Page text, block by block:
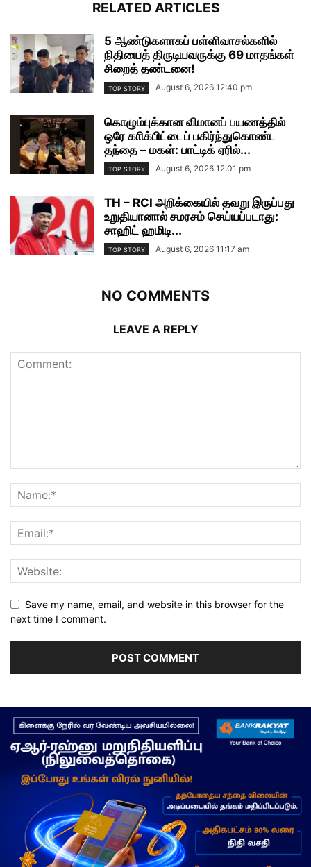
RELATED ARTICLES
5 ஆண்டுகளாகப் பள்ளிவாசல்களில்
நிதியைத் திருடியவருக்கு 69 மாதங்கள்
சிறைத் தண்டனை!
TOP STORY August 6, 2026 12:40 pm
கொழும்புக்கான விமானப் பயணத்தில்
ஒரே காிக்பிட்டைப் பகிர்ந்துகொண்ட
தந்தை – மகள்: பாட்டிக் ஏரில்...
TOP STORY August 6, 2026 12:01 pm
TH – RCI அறிக்கையில் தவறு இருப்பது
உறுதியானால் சமரசம் செய்யப்படாது:
சாஹிட் ஹமிடி...
TOP STORY August 6, 2026 11:17 am
NO COMMENTS
LEAVE A REPLY
Save my name, email, and website in this browser for the
next time I comment.